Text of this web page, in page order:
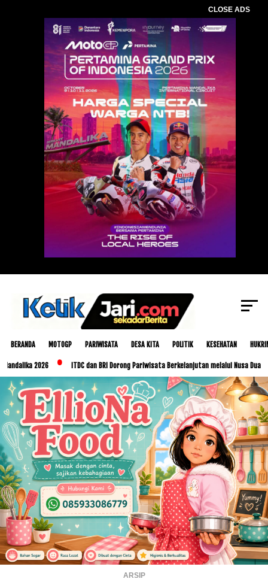
CLOSE ADS
BERANDA MOTOGP PARIWISATA DESA KITA POLITIK KESEHATAN
2026 ITDC dan BRI Dorong Pariwisata Berkelanjutan melalui Nusa Dua Eco
ARSIP